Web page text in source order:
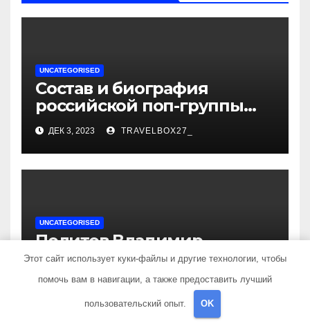
UNCATEGORISED
Состав и биография
российской поп-группы
«Иванушки интернешнл»
— история успеха, музыка
и судьбы участников
ДЕК 3, 2023 TRAVELBOX27_
UNCATEGORISED
Политов Владимир —
узнайте все о его
биографии, возрасте и
достижениях!
ДЕК 3, 2023 TRAVELBOX27_
Этот сайт использует куки-файлы и другие технологии, чтобы
помочь вам в навигации, а также предоставить лучший
пользовательский опыт. OK